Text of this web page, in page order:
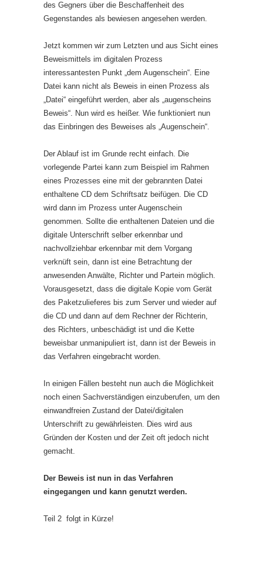
des Gegners über die Beschaffenheit des
Gegenstandes als bewiesen angesehen werden.
Jetzt kommen wir zum Letzten und aus Sicht eines
Beweismittels im digitalen Prozess
interessantesten Punkt „dem Augenschein“. Eine
Datei kann nicht als Beweis in einen Prozess als
„Datei“ eingeführt werden, aber als „augenscheins
Beweis“. Nun wird es heißer. Wie funktioniert nun
das Einbringen des Beweises als „Augenschein“.
Der Ablauf ist im Grunde recht einfach. Die
vorlegende Partei kann zum Beispiel im Rahmen
eines Prozesses eine mit der gebrannten Datei
enthaltene CD dem Schriftsatz beifügen. Die CD
wird dann im Prozess unter Augenschein
genommen. Sollte die enthaltenen Dateien und die
digitale Unterschrift selber erkennbar und
nachvollziehbar erkennbar mit dem Vorgang
verknüft sein, dann ist eine Betrachtung der
anwesenden Anwälte, Richter und Partein möglich.
Vorausgesetzt, dass die digitale Kopie vom Gerät
des Paketzulieferes bis zum Server und wieder auf
die CD und dann auf dem Rechner der Richterin,
des Richters, unbeschädigt ist und die Kette
beweisbar unmanipuliert ist, dann ist der Beweis in
das Verfahren eingebracht worden.
In einigen Fällen besteht nun auch die Möglichkeit
noch einen Sachverständigen einzuberufen, um den
einwandfreien Zustand der Datei/digitalen
Unterschrift zu gewährleisten. Dies wird aus
Gründen der Kosten und der Zeit oft jedoch nicht
gemacht.
Der Beweis ist nun in das Verfahren
eingegangen und kann genutzt werden.
Teil 2 folgt in Kürze!